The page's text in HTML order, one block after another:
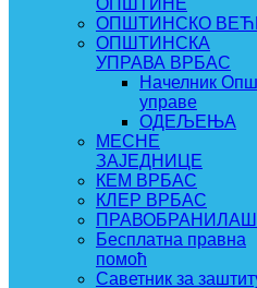
ОПШТИНЕ
ОПШТИНСКО
ОПШТИНСКА
УПРАВА ВРБАС
Начелник
управе
ОДЕЉЕЊА
МЕСНЕ
ЗАЈЕДНИЦЕ
КЕМ ВРБАС
КЛЕР ВРБАС
Бесплатна правна
помоћ
Саветник за